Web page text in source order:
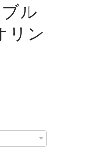
ル
リン